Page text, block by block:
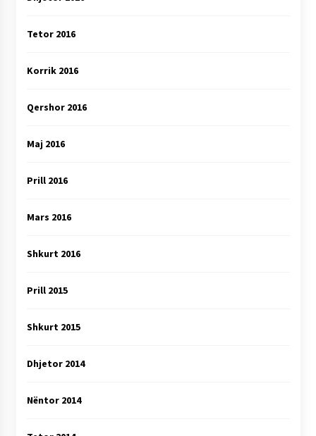
Tetor 2016
Korrik 2016
Qershor 2016
Maj 2016
Prill 2016
Mars 2016
Shkurt 2016
Prill 2015
Shkurt 2015
Dhjetor 2014
Nëntor 2014